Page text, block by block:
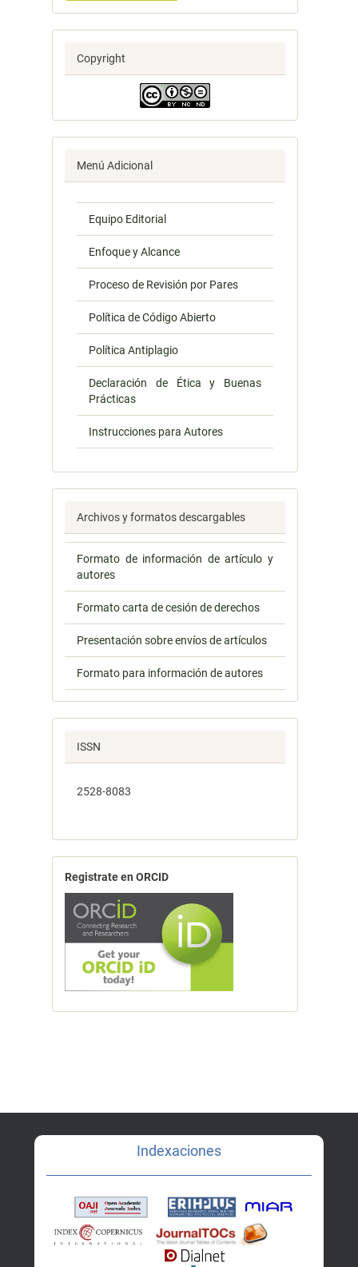
Copyright
Menú Adicional
Equipo Editorial
Enfoque y Alcance
Proceso de Revisión por Pares
Política de Código Abierto
Política Antiplagio
Declaración de Ética y Buenas
Prácticas
Instrucciones para Autores
Archivos y formatos descargables
Formato de información de artículo y
autores
Formato carta de cesión de derechos
Presentación sobre envíos de artículos
Formato para información de autores
ISSN
2528-8083
Registrate en ORCID
Indexaciones